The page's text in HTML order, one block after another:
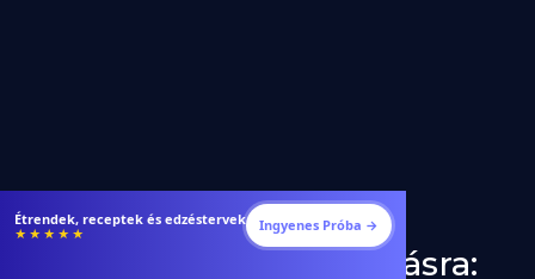
Étrendek, receptek és edzéstervek
★★★★★ Ingyenes Próba →
Darált Bárányhús fogyásra: